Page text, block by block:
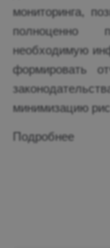
мониторинга,
полноценно
необходимую
формировать
минимизацию
Подробнее